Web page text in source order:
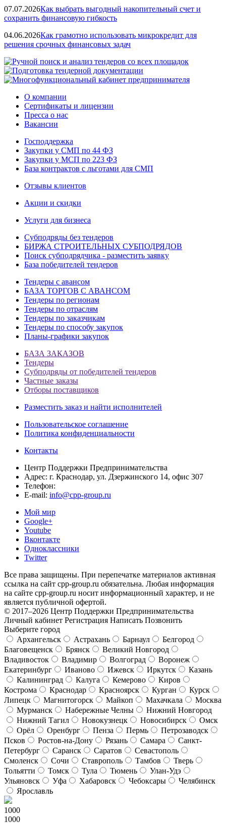
07.07.2026Как выбрать выгодный накопительный счет и
сохранить финансовую гибкость
04.06.2026Как грамотно использовать микрокредит для
решения срочных финансовых задач
О компании
Сертификаты и лицензии
Пресса о нас
Вакансии
Господдержка
Закупки у СМП по 44 ФЗ
Закупки у МСП по 223 ФЗ
База контрактов с льготами для СМП
Отзывы клиентов
Акции и скидки
Услуги для бизнеса
Субподряды без тендеров
БИРЖА СТРОИТЕЛЬНЫХ СУБПОДРЯДОВ
Поиск субподрядчика - разместить заявку
База победителей тендеров
Тендеры с авансом
БАЗА ТОРГОВ С АВАНСОМ
Тендеры по регионам
Тендеры по отраслям
Тендеры по заказчикам
Тендеры по способу закупок
Планы-графики закупок
БАЗА ЗАКАЗОВ
Тендеры
Субподряды от победителей тендеров
Частные заказы
Отборы поставщиков
Разместить заказ и найти исполнителей
Пользовательское соглашение
Политика конфиденциальности
Контакты
Центр Поддержки Предпринимательства
Адрес: г. Краснодар, ул. Дзержинского 14, офис 307
Телефон:
E-mail: info@cpp-group.ru
Мой мир
Google+
Youtube
Вконтакте
Одноклассники
Twitter
Все права защищены. При перепечатке материалов активная
ссылка на сайт cpp-group.ru обязательна. Любая информация
на сайте cpp-group.ru носит информационный характер, и не
является публичной офертой.
© 2017–2026 Центр Поддержки Предпринимательства
Личный кабинет Регистрация Написать Позвонить
Выберите город
Архангельск
Астрахань Барнаул
Белгород
Благовещенск
Брянск
Великий Новгород
Владивосток
Владимир Волгоград
Воронеж
Екатеринбург
Иваново Ижевск Иркутск
Казань
Калининград
Калуга Кемерово
Киров
Кострома
Краснодар Красноярск Курган
Курск
Липецк
Магнитогорск Майкоп Махачкала
Москва
Мурманск
Набережные Челны
Нижний Новгород
Нижний Тагил
Новокузнецк Новосибирск
Омск
Орёл
Оренбург Пенза Пермь
Петрозаводск
Псков
Ростов-на-Дону Рязань Самара
Санкт-
Петербург
Саранск Саратов
Севастополь
Смоленск
Сочи Ставрополь Тамбов
Тверь
Тольятти
Томск Тула Тюмень
Улан-Удэ
Ульяновск
Уфа Хабаровск Чебоксары
Челябинск
Ярославль
1000
1000